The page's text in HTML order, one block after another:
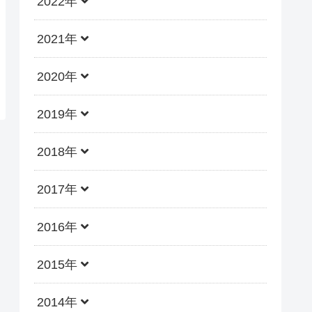
2021年
2020年
2019年
2018年
2017年
2016年
2015年
2014年